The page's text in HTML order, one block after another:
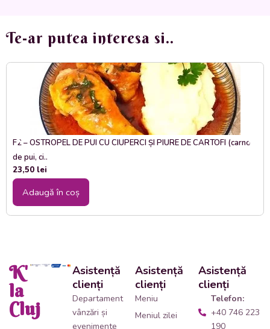
Te-ar putea interesa si..
F2 – OSTROPEL DE PUI CU CIUPERCI ȘI PIURE DE CARTOFI (carne
de pui, ci..
23,50 lei
Adaugă în coș
K'
la
Cluj
Asistență
clienți
Departament
vânzări și
evenimente
Asistență
clienți
Meniu
Meniul zilei
Asistență
clienți
Telefon:
+40 746 223
190